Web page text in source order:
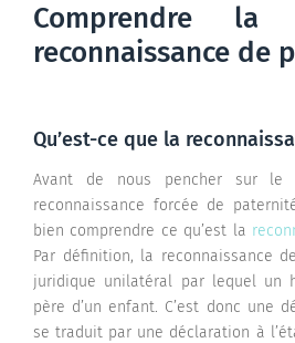
Comprendre
reconnaissance de
Qu’est-ce que la
Avant de nous pencher sur
reconnaissance forcée de
bien comprendre ce qu’est la
Par définition, la reconnaissance
juridique unilatéral par lequel un
père d’un enfant. C’est donc une
se traduit par une déclaration à